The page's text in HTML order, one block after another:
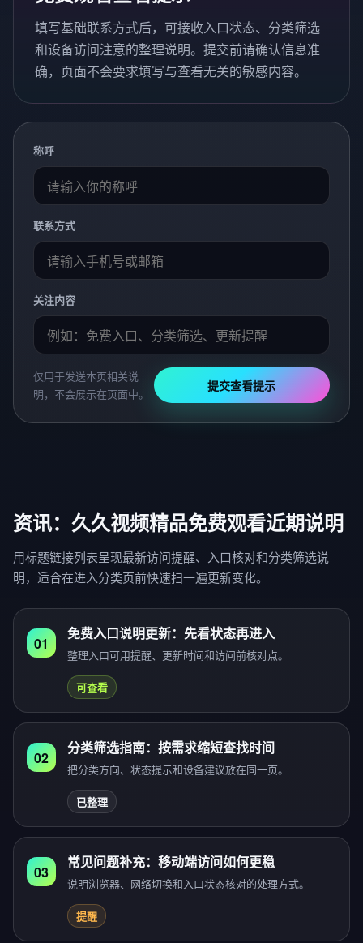
填写基础联系方式后，可接收入口状态、分类筛选
和设备访问注意的整理说明。提交前请确认信息准
确，页面不会要求填写与查看无关的敏感内容。
称呼
联系方式
关注内容
仅用于发送本页相关说
明，不会展示在页面中。
提交查看提示
资讯：久久视频精品免费观看近期说明
用标题链接列表呈现最新访问提醒、入口核对和分类筛选说
明，适合在进入分类页前快速扫一遍更新变化。
01
免费入口说明更新：先看状态再进入
整理入口可用提醒、更新时间和访问前核对点。
可查看
02
分类筛选指南：按需求缩短查找时间
把分类方向、状态提示和设备建议放在同一页。
已整理
03
常见问题补充：移动端访问如何更稳
说明浏览器、网络切换和入口状态核对的处理方式。
提醒